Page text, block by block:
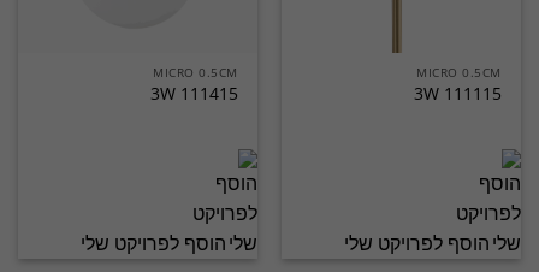
MICRO 0.5CM
3W 111115
הוסף לפרויקט שלי
MICRO 0.5CM
3W 111415
הוסף לפרויקט שלי